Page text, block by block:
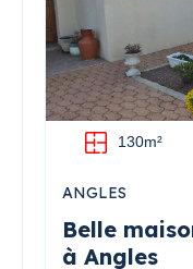
130m²
Belle
à Angles
ANGLES